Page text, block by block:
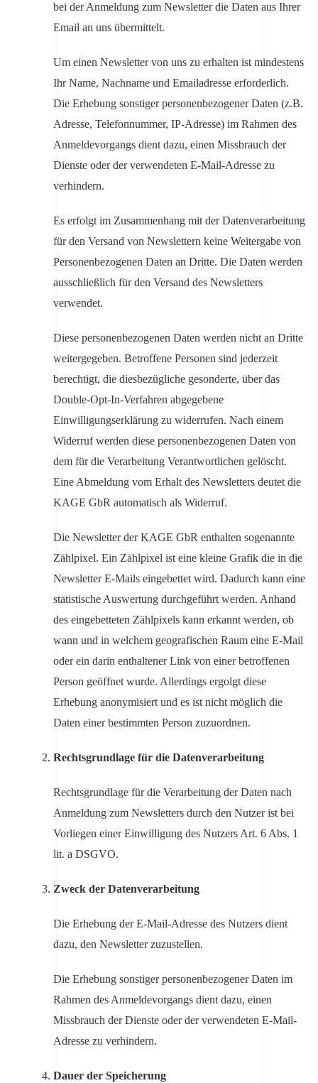
bei der Anmeldung zum Newsletter die Daten aus Ihrer
Email an uns übermittelt.
Um einen Newsletter von uns zu erhalten ist mindestens
Ihr Name, Nachname und Emailadresse erforderlich.
Die Erhebung sonstiger personenbezogener Daten (z.B.
Adresse, Telefonnummer, IP-Adresse) im Rahmen des
Anmeldevorgangs dient dazu, einen Missbrauch der
Dienste oder der verwendeten E-Mail-Adresse zu
verhindern.
Es erfolgt im Zusammenhang mit der Datenverarbeitung
für den Versand von Newslettern keine Weitergabe von
Personenbezogenen Daten an Dritte. Die Daten werden
ausschließlich für den Versand des Newsletters
verwendet.
Diese personenbezogenen Daten werden nicht an Dritte
weitergegeben. Betroffene Personen sind jederzeit
berechtigt, die diesbezügliche gesonderte, über das
Double-Opt-In-Verfahren abgegebene
Einwilligungserklärung zu widerrufen. Nach einem
Widerruf werden diese personenbezogenen Daten von
dem für die Verarbeitung Verantwortlichen gelöscht.
Eine Abmeldung vom Erhalt des Newsletters deutet die
KAGE GbR automatisch als Widerruf.
Die Newsletter der KAGE GbR enthalten sogenannte
Zählpixel. Ein Zählpixel ist eine kleine Grafik die in die
Newsletter E-Mails eingebettet wird. Dadurch kann eine
statistische Auswertung durchgeführt werden. Anhand
des eingebetteten Zählpixels kann erkannt werden, ob
wann und in welchem geografischen Raum eine E-Mail
oder ein darin enthaltener Link von einer betroffenen
Person geöffnet wurde. Allerdings ergolgt diese
Erhebung anonymisiert und es ist nicht möglich die
Daten einer bestimmten Person zuzuordnen.
Rechtsgrundlage für die Datenverarbeitung
Rechtsgrundlage für die Verarbeitung der Daten nach
Anmeldung zum Newsletters durch den Nutzer ist bei
Vorliegen einer Einwilligung des Nutzers Art. 6 Abs. 1
lit. a DSGVO.
Zweck der Datenverarbeitung
Die Erhebung der E-Mail-Adresse des Nutzers dient
dazu, den Newsletter zuzustellen.
Die Erhebung sonstiger personenbezogener Daten im
Rahmen des Anmeldevorgangs dient dazu, einen
Missbrauch der Dienste oder der verwendeten E-Mail-
Adresse zu verhindern.
Dauer der Speicherung